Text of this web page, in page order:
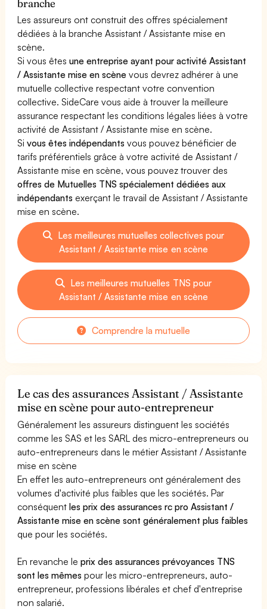
branche
Les assureurs ont construit des offres spécialement
dédiées à la branche Assistant / Assistante mise en
scène.
Si vous êtesune entreprise ayant pour activité Assistant
/ Assistante mise en scène vous devrez adhérer à une
mutuelle collective respectant votre convention
collective. SideCare vous aide à trouver la meilleure
assurance respectant les conditions légales liées à votre
activité de Assistant / Assistante mise en scène.
Sivous êtes indépendants vous pouvez bénéficier de
tarifs préférentiels grâce à votre activité de Assistant /
Assistante mise en scène, vous pouvez trouver des
offres de Mutuelles TNS spécialement dédiées aux
indépendants exerçant le travail de Assistant / Assistante
mise en scène.
Les meilleures mutuelles collectives pour
Assistant / Assistante mise en scène
Les meilleures mutuelles TNS pour
Assistant / Assistante mise en scène
Comprendre la mutuelle
Le cas des assurances Assistant / Assistante
mise en scène pour auto-entrepreneur
Généralement les assureurs distinguent les sociétés
comme les SAS et les SARL des micro-entrepreneurs ou
auto-entrepreneurs dans le métier Assistant / Assistante
mise en scène
En effet les auto-entrepreneurs ont généralement des
volumes d'activité plus faibles que les sociétés. Par
conséquentles prix des assurances rc pro Assistant /
Assistante mise en scène sont généralement plus faibles
que pour les sociétés.
En revanche leprix des assurances prévoyances TNS
sont les mêmes pour les micro-entrepreneurs, auto-
entrepreneur, professions libérales et chef d'entreprise
non salarié.